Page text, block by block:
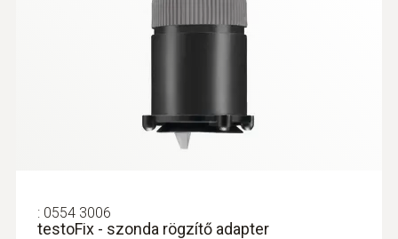
: 0554 3006
testoFix - szonda rögzítő adapter